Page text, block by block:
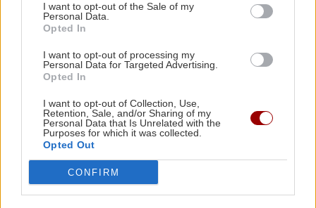
I want to opt-out of the Sale of my
Personal Data.
Opted In
I want to opt-out of processing my
Personal Data for Targeted Advertising.
Opted In
I want to opt-out of Collection, Use,
Retention, Sale, and/or Sharing of my
Personal Data that Is Unrelated with the
Purposes for which it was collected.
Opted Out
CONFIRM
ανέμων έως 110 χλμ./ώρα
13:14
ΚΡΗΤΗ
Τραγωδία στα Μάλια: Ανασύρθηκε νεκρός από
GOSSIP - LIFESTYLE
Η Βαλέρια Χοψονίδου και ο Αντώνης
Βλωτιδέλλης βάφτισαν τον μοναχογιό τους
ΠΕΡΙΣΣΟΤΕΡΑ
ΚΡΗΤΗ
Κρήτη: Συνελήφθη 32χρονος για πέντε